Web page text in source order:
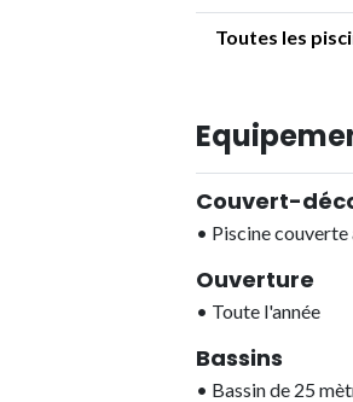
Toutes les
Couvert-
• Piscine
Ouverture
• Toute l'année
Bassins
• Bassin de 25